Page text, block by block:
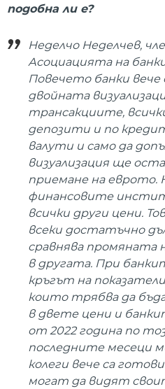
подобна ли е?
Неделчо Неделчев,
Асоциацията на
Повечето банки вече
двойната
трансакциите,
депозити и по
валути и само да
визуализация ще
приемане на еврото.
финансовите
всички други цени.
всеки достатъчно
сравнява промяната
в другата. При
кръгът на
които трябва да
в двете цени и
от 2022 година по
последните месеци
колеги вече са
могат да видят